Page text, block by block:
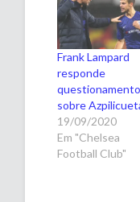
Frank Lampard
responde
sobre
19/09/2020
Em "Chelsea
Football Club"